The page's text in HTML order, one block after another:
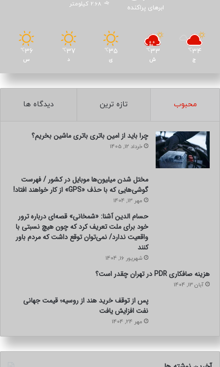
ابرهای پراکنده
2.68 کیلومتر
34
℃
ج
33
℃
ش
35
℃
ی
37
℃
د
36
℃
س
محبوب تازه ترین دیدگاه ها
چرا باید از امین باتری باتری ماشین بخریم؟
خرداد 12, 1405
مختل شدن میلیون‌ها موبایل در کشور / فهرست
گوشی‌هایی که با حذف «GPS» از کار خواهند افتاد!
مهر 13, 1404
حسام الدین آشنا: «شمخانی» قصه‌ای درباره ترور
خود برای ملت تعریف کرد که چون هیچ نسبتی با
واقعیت ندارد/ نمی‌توان توقع داشت که مردم باور
کنند
شهریور 16, 1404
هزینه صافکاری PDR در تهران چقدر است؟
آبان 13, 1404
پس از توقف خرید هند از روسیه؛ قیمت جهانی
نفت افزایش یافت
مهر 24, 1404